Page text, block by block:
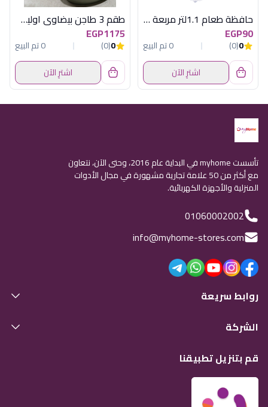
حافظة طعام 1.1لتر مربعة غطاءبيج هيريفين
EGP90
0
(0)
0 تم البيع
اشترِ الآن
طقم 3 طاجن بيضاوى اوليف أكسفورد - كود 23865
EGP1175
0
(0)
0 تم البيع
اشترِ الآن
تأسست myhome في البداية عام 2016، وحتى الآن، نتعاون
مع أكثر من 50 علامة تجارية مشهورة في مجال الأدوات
المنزلية والأجهزة الكهربائية.
01060002002
info@myhome-stores.com
روابط سريعة
الشركة
قم بتنزيل تطبيقنا